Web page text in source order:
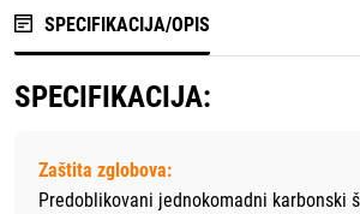
SPECIFIKACIJA/OPIS
SPECIFIKACIJA:
Zaštita zglobova:
Predoblikovani jednokomadni karbonski